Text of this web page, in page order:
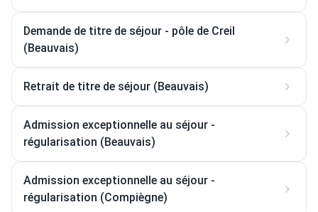
Demande de titre de séjour - pôle de Creil
(Beauvais)
Retrait de titre de séjour (Beauvais)
Admission exceptionnelle au séjour -
régularisation (Beauvais)
Admission exceptionnelle au séjour -
régularisation (Compiègne)